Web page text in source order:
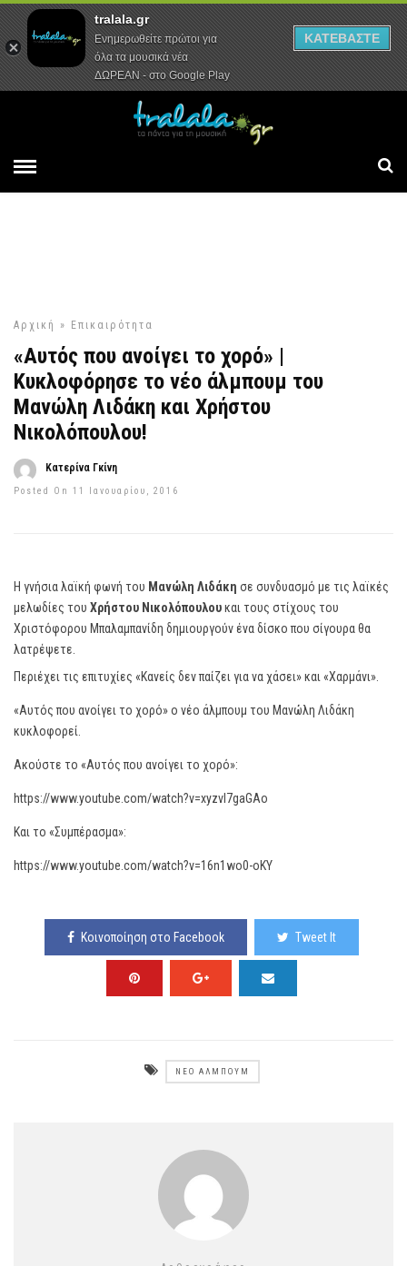
Αρχική Συνεντεύξεις Ρεπορτάζ
Αρχική » Επικαιρότητα
«Αυτός που ανοίγει το χορό» |
Κυκλοφόρησε το νέο άλμπουμ του
Μανώλη Λιδάκη και Χρήστου
Νικολόπουλου!
Κατερίνα Γκίνη
Posted On 11 Ιανουαρίου, 2016
Η γνήσια λαϊκή φωνή του Μανώλη Λιδάκη σε συνδυασμό με τις λαϊκές
μελωδίες του Χρήστου Νικολόπουλουκαι τους στίχους του
Χριστόφορου Μπαλαμπανίδη δημιουργούν ένα δίσκο που σίγουρα θα
λατρέψετε.
Περιέχει τις επιτυχίες «Κανείς δεν παίζει για να χάσει» και «Χαρμάνι».
«Αυτός που ανοίγει το χορό» ο νέο άλμπουμ του Μανώλη Λιδάκη
κυκλοφορεί.
Ακούστε το «Αυτός που ανοίγει το χορό»:
https://www.youtube.com/watch?v=xyzvI7gaGAo
Και το «Συμπέρασμα»:
https://www.youtube.com/watch?v=16n1wo0-oKY
Κοινοποίηση στο Facebook Tweet It
ΝΈΟ ΆΛΜΠΟΥΜ
tralala.gr
Ενημερωθείτε πρώτοι για
όλα τα μουσικά νέα
ΔΩΡΕΑΝ - στο Google Play
ΚΑΤΕΒΑΣΤΕ